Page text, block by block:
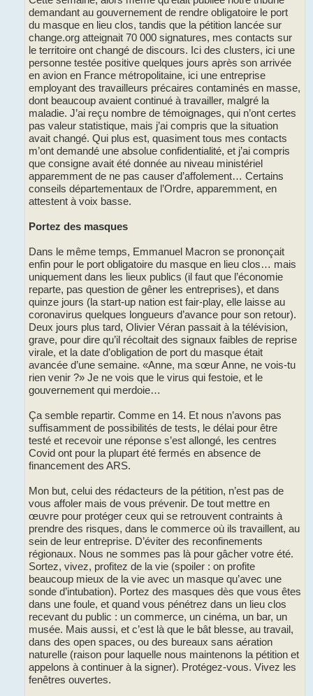
demandant au gouvernement de rendre obligatoire le port
du masque en lieu clos, tandis que la pétition lancée sur
change.org atteignait 70 000 signatures, mes contacts sur
le territoire ont changé de discours. Ici des clusters, ici une
personne testée positive quelques jours après son arrivée
en avion en France métropolitaine, ici une entreprise
employant des travailleurs précaires contaminés en masse,
dont beaucoup avaient continué à travailler, malgré la
maladie. J’ai reçu nombre de témoignages, qui n’ont certes
pas valeur statistique, mais j’ai compris que la situation
avait changé. Qui plus est, quasiment tous mes contacts
m’ont demandé une absolue confidentialité, et j’ai compris
que consigne avait été donnée au niveau ministériel
apparemment de ne pas causer d’affolement… Certains
conseils départementaux de l’Ordre, apparemment, en
attestent à voix basse.
Portez des masques
Dans le même temps, Emmanuel Macron se prononçait
enfin pour le port obligatoire du masque en lieu clos… mais
uniquement dans les lieux publics (il faut que l’économie
reparte, pas question de gêner les entreprises), et dans
quinze jours (la start-up nation est fair-play, elle laisse au
coronavirus quelques longueurs d’avance pour son retour).
Deux jours plus tard, Olivier Véran passait à la télévision,
grave, pour dire qu’il récoltait des signaux faibles de reprise
virale, et la date d’obligation de port du masque était
avancée d’une semaine. «Anne, ma sœur Anne, ne vois-tu
rien venir ?» Je ne vois que le virus qui festoie, et le
gouvernement qui merdoie…
Ça semble repartir. Comme en 14. Et nous n’avons pas
suffisamment de possibilités de tests, le délai pour être
testé et recevoir une réponse s’est allongé, les centres
Covid ont pour la plupart été fermés en absence de
financement des ARS.
Mon but, celui des rédacteurs de la pétition, n’est pas de
vous affoler mais de vous prévenir. De tout mettre en
œuvre pour protéger ceux qui se retrouvent contraints à
prendre des risques, dans le commerce où ils travaillent, au
sein de leur entreprise. D’éviter des reconfinements
régionaux. Nous ne sommes pas là pour gâcher votre été.
Sortez, vivez, profitez de la vie (spoiler : on profite
beaucoup mieux de la vie avec un masque qu’avec une
sonde d’intubation). Portez des masques dès que vous êtes
dans une foule, et quand vous pénétrez dans un lieu clos
recevant du public : un commerce, un cinéma, un bar, un
musée. Mais aussi, et c’est là que le bât blesse, au travail,
dans des open spaces, ou des bureaux sans aération
naturelle (raison pour laquelle nous maintenons la pétition et
appelons à continuer à la signer). Protégez-vous. Vivez les
fenêtres ouvertes.